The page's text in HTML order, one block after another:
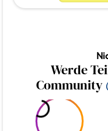
Werde
Community